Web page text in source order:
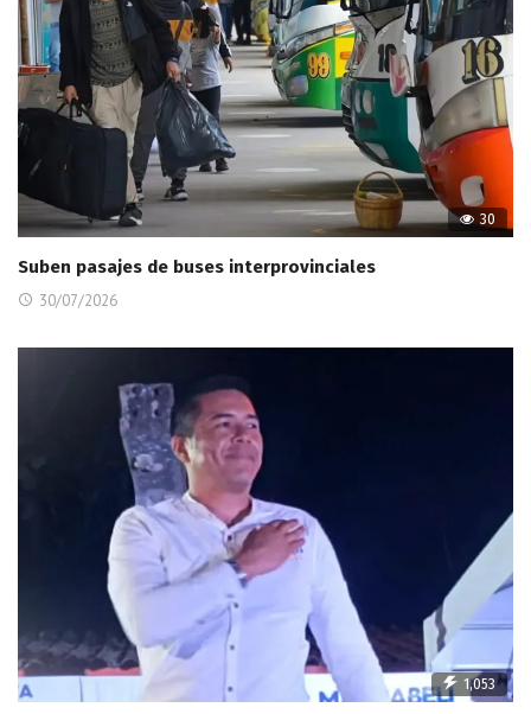
30
Suben pasajes de buses interprovinciales
30/07/2026
1,053